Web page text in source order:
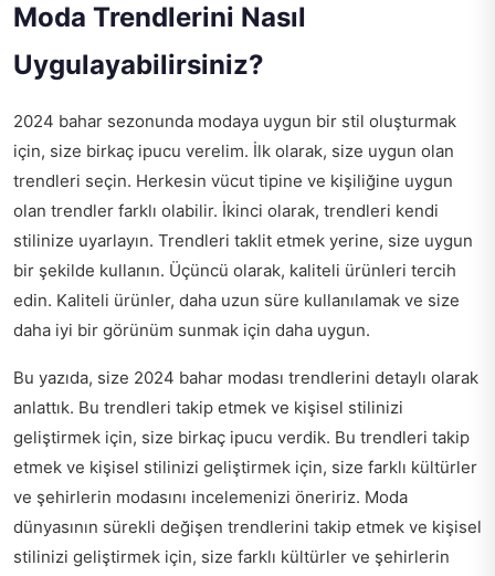
Moda Trendlerini Nasıl
Uygulayabilirsiniz?
2024 bahar sezonunda modaya uygun bir stil oluşturmak
için, size birkaç ipucu verelim. İlk olarak, size uygun olan
trendleri seçin. Herkesin vücut tipine ve kişiliğine uygun
olan trendler farklı olabilir. İkinci olarak, trendleri kendi
stilinize uyarlayın. Trendleri taklit etmek yerine, size uygun
bir şekilde kullanın. Üçüncü olarak, kaliteli ürünleri tercih
edin. Kaliteli ürünler, daha uzun süre kullanılamak ve size
daha iyi bir görünüm sunmak için daha uygun.
Bu yazıda, size 2024 bahar modası trendlerini detaylı olarak
anlattık. Bu trendleri takip etmek ve kişisel stilinizi
geliştirmek için, size birkaç ipucu verdik. Bu trendleri takip
etmek ve kişisel stilinizi geliştirmek için, size farklı kültürler
ve şehirlerin modasını incelemenizi öneririz. Moda
dünyasının sürekli değişen trendlerini takip etmek ve kişisel
stilinizi geliştirmek için, size farklı kültürler ve şehirlerin